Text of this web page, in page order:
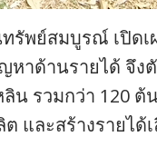
รัพย์สมบูรณ์ เปิด
าด้านรายได้ จึง
น รวมกว่า 120 ต้
และสร้างรายไ